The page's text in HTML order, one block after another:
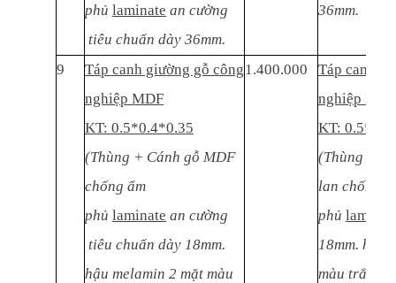
phủ laminate an cường
tiêu chuẩn dày 36mm.
36mm.
9
Táp canh giường gỗ công
nghiệp MDF
KT: 0.5*0.4*0.35
(Thùng + Cánh gỗ MDF
chống ẩm
phủ laminate an cường
tiêu chuẩn dày 18mm.
hậu melamin 2 mặt màu
1.400.000
Táp canh
nghiệp MDF
KT:
(Thùng +
lan chống
phủ
18mm. hậu
màu trắng